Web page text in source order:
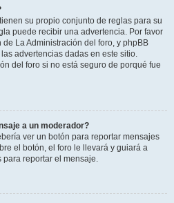
su propio conjunto de reglas para su
puede recibir una advertencia. Por favor
La Administración del foro, y phpBB
advertencias dadas en este sitio.
del foro si no está seguro de porqué fue
a un moderador?
ver un botón para reportar mensajes
el botón, el foro le llevará y guiará a
para reportar el mensaje.